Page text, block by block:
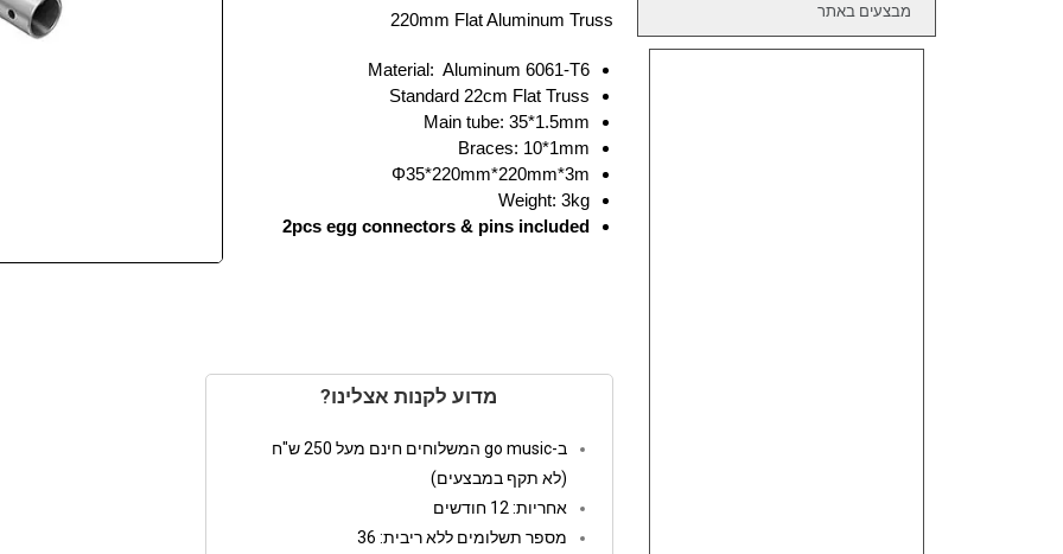
מבצעים באתר 220mm Flat Aluminum Truss
Material: Aluminum 6061-T6
Standard 22cm Flat Truss
Main tube: 35*1.5mm
Braces: 10*1mm
Φ35*220mm*220mm*3m
Weight: 3kg
2pcs egg connectors & pins included
מדוע לקנות אצלינו?
ב-go music המשלוחים חינם מעל 250 ש"ח
(לא תקף במבצעים)
אחריות: 12 חודשים
מספר תשלומים ללא ריבית: 36